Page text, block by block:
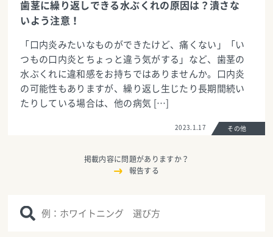
歯茎に繰り返しできる水ぶくれの原因は？潰さな
いよう注意！
「口内炎みたいなものができたけど、痛くない」「い
つもの口内炎とちょっと違う気がする」など、歯茎の
水ぶくれに違和感をお持ちではありませんか。口内炎
の可能性もありますが、繰り返し生じたり長期間続い
たりしている場合は、他の病気 […]
2023.1.17 その他
掲載内容に問題がありますか？
報告する